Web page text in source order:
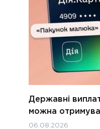
Державні
можна
06.08.2026